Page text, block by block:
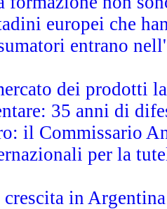
europei che
entrano
dei prodotti
35 anni di
il Commissario
per la
crescita in